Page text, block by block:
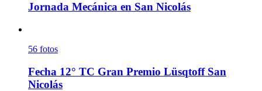
Jornada Mecánica en San Nicolás
56 fotos
Fecha 12° TC Gran Premio Lüsqtoff San
Nicolás